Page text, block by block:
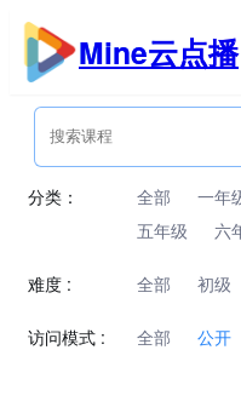
跳
内
Mine云点播
分类： 全部 一年
五年级
六
难度 : 全部 初级
访问模式 : 全部 公开